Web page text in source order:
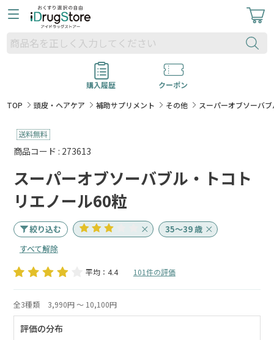
購入履歴
クーポン
TOP
頭皮・ヘアケア 補助サプリメント その他 スーパーオブソーバ
商品コード : 273613
スーパーオブソーバブル・トコト
リエノール60粒
絞り込む
35～39 歳
すべて解除
平均：4.4 101件の評価
全3種類 3,990円 ～ 10,100円
評価の分布